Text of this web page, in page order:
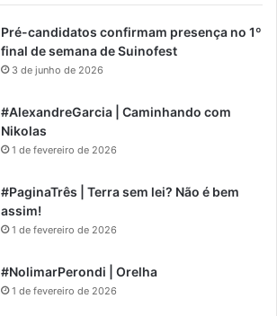
Pré-candidatos confirmam presença no 1º
final de semana de Suinofest
3 de junho de 2026
#AlexandreGarcia | Caminhando com
Nikolas
1 de fevereiro de 2026
#PaginaTrês | Terra sem lei? Não é bem
assim!
1 de fevereiro de 2026
#NolimarPerondi | Orelha
1 de fevereiro de 2026